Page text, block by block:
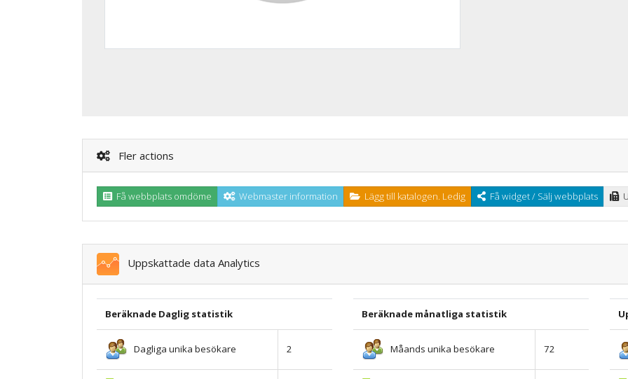
Fler actions
Få webbplats omdöme Webmaster information Lägg till katalogen. Ledig Få widget / Sälj webbplats
Uppskattade data Analytics
Beräknade Daglig statistik
Dagliga unika besökare 2
Beräknade månatliga statistik
Måands unika besökare 72